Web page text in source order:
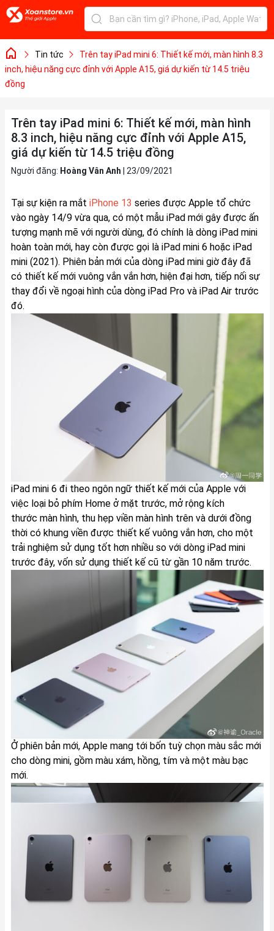
Tin tức
Trên tay iPad mini 6: Thiết kế mới, màn hình 8.3
inch, hiệu năng cực đỉnh với Apple A15, giá dự kiến từ 14.5 triệu
đồng
Trên tay iPad mini 6: Thiết kế mới, màn hình
8.3 inch, hiệu năng cực đỉnh với Apple A15,
giá dự kiến từ 14.5 triệu đồng
Người đăng: Hoàng Vân Anh 23/09/2021
Tại sự kiện ra mắt iPhone 13 series được Apple tổ chức
vào ngày 14/9 vừa qua, có một mẫu iPad mới gây được ấn
tượng mạnh mẽ với người dùng, đó chính là dòng iPad mini
hoàn toàn mới, hay còn được gọi là iPad mini 6 hoặc iPad
mini (2021). Phiên bản mới của dòng iPad mini giờ đây đã
có thiết kế mới vuông vắn vắn hơn, hiện đại hơn, tiếp nối sự
thay đổi về ngoại hình của dòng iPad Pro và iPad Air trước
đó.
iPad mini 6 đi theo ngôn ngữ thiết kế mới của Apple với
việc loại bỏ phím Home ở mặt trước, mở rộng kích
thước màn hình, thu hẹp viền màn hình trên và dưới đồng
thời có khung viền được thiết kế vuông vắn hơn, cho một
trải nghiệm sử dụng tốt hơn nhiều so với dòng iPad mini
trước đây, vốn sử dụng thiết kế cũ từ gần 10 năm trước.
Ở phiên bản mới, Apple mang tới bốn tuỳ chọn màu sắc mới
cho dòng mini, gồm màu xám, hồng, tím và một màu bạc
mới.